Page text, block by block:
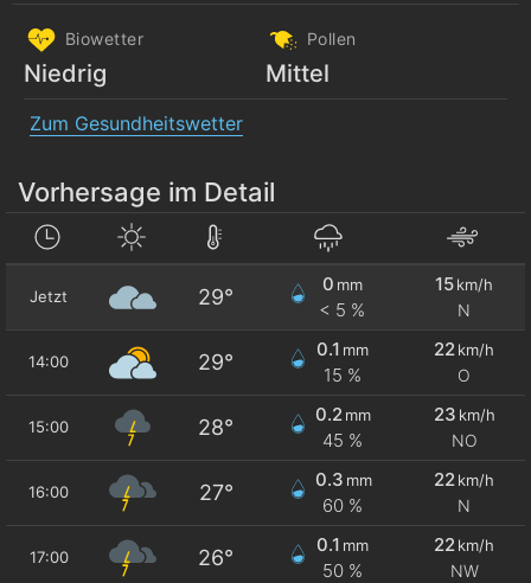
Biowetter
Niedrig
Pollen
Mittel
Zum Gesundheitswetter
Vorhersage im Detail
Jetzt 29°
0 mm
< 5 %
15km/h
N
14:00 29°
0.1 mm
15 %
22km/h
O
15:00 28°
0.2mm
45 %
23 km/h
NO
16:00 27°
0.3 mm
60 %
22km/h
N
17:00 26°
0.1 mm
50 %
22km/h
NW